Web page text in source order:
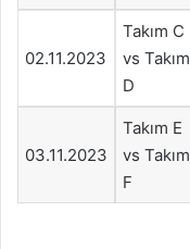
02.11.2023
Takım C
vs Takım
D
03.11.2023
Takım E
vs Takım
F